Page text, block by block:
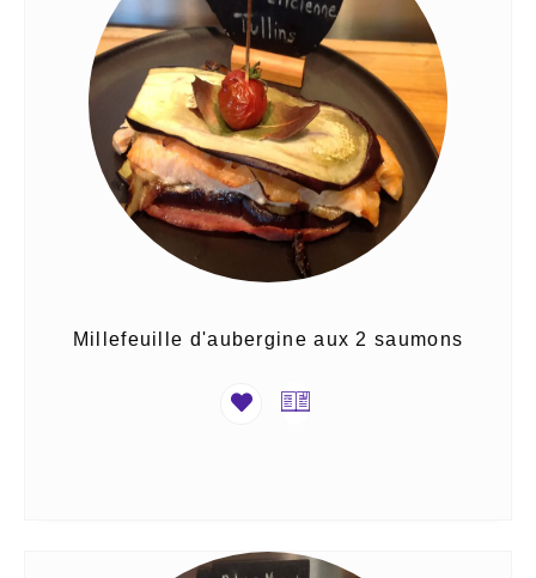
Millefeuille d'aubergine aux 2 saumons